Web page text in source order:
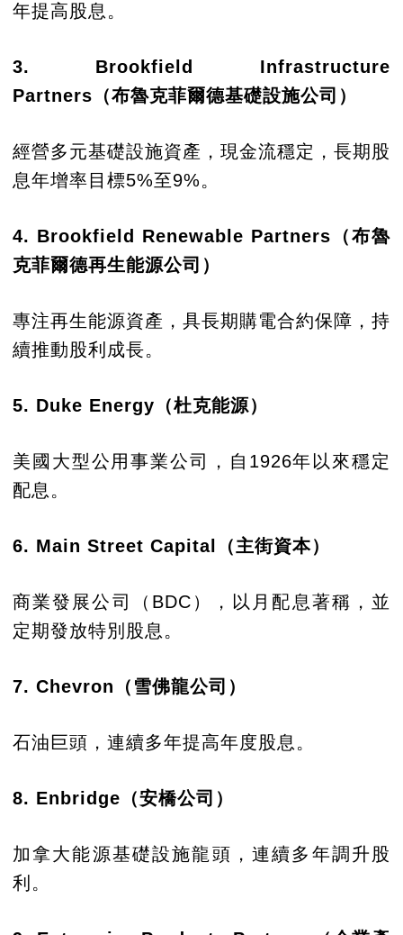
年提高股息。
3. Brookfield Infrastructure
Partners（布魯克菲爾德基礎設施公司）
經營多元基礎設施資產，現金流穩定，長期股
息年增率目標5%至9%。
4. Brookfield Renewable Partners（布魯
克菲爾德再生能源公司）
專注再生能源資產，具長期購電合約保障，持
續推動股利成長。
5. Duke Energy（杜克能源）
美國大型公用事業公司，自1926年以來穩定
配息。
6. Main Street Capital（主街資本）
商業發展公司（BDC），以月配息著稱，並
定期發放特別股息。
7. Chevron（雪佛龍公司）
石油巨頭，連續多年提高年度股息。
8. Enbridge（安橋公司）
加拿大能源基礎設施龍頭，連續多年調升股
利。